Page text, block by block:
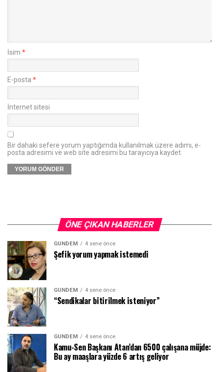
İsim *
E-posta *
İnternet sitesi
Bir dahaki sefere yorum yaptığımda kullanılmak üzere adımı, e-
posta adresimi ve web site adresimi bu tarayıcıya kaydet.
ÖNE ÇIKAN HABERLER
GÜNDEM 4 sene önce
Şefik yorum yapmak istemedi
GÜNDEM 4 sene önce
“Sendikalar bitirilmek isteniyor”
GÜNDEM 4 sene önce
Kamu-Sen Başkanı Atan’dan 6500 çalışana müjde:
Bu ay maaşlara yüzde 6 artış geliyor